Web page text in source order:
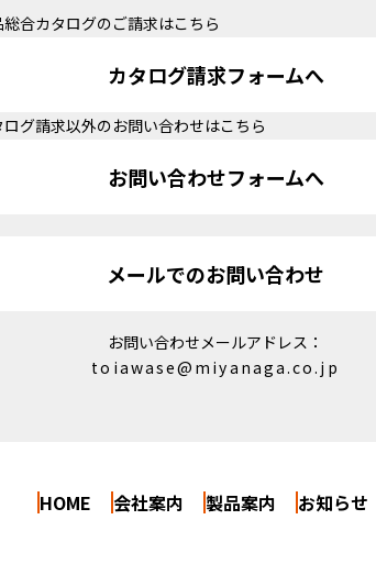
総合カタログのご請求はこちら
カタログ請求フォームへ
ログ請求以外のお問い合わせはこちら
お問い合わせフォームへ
メールでのお問い合わせ
お問い合わせメールアドレス：
toiawase@miyanaga.co.jp
HOME 会社案内 製品案内 お知らせ